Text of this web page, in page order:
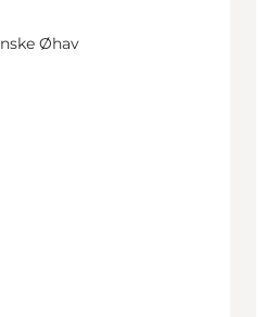
Øhav